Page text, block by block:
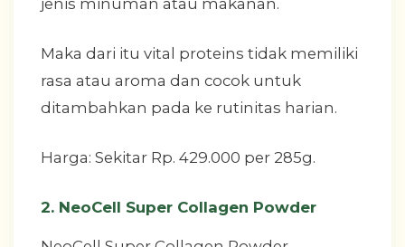
Maka dari itu vital proteins tidak memiliki
rasa atau aroma dan cocok untuk
ditambahkan pada ke rutinitas harian.
Harga: Sekitar Rp. 429.000 per 285g.
2. NeoCell Super Collagen Powder